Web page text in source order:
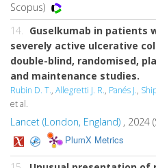
Scopus)
14. Guselkumab in patients
severely active ulcerative
double-blind, randomised,
and maintenance studies.
Rubin D. T., Allegretti J. R., Panés J.,
et al.
Lancet (London, England) , 2024
PlumX Metrics